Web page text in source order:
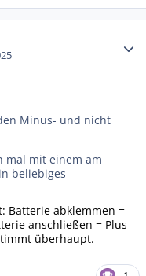
Minus- und nicht
mal mit einem am
beliebiges
Batterie abklemmen =
anschließen = Plus
überhaupt.